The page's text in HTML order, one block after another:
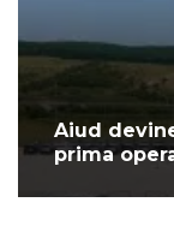
Aiud
prima